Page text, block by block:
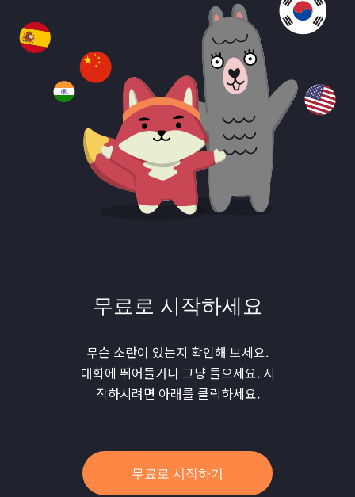
무료로 시작하세요
무슨 소란이 있는지 확인해 보세요.
대화에 뛰어들거나 그냥 들으세요. 시
작하시려면 아래를 클릭하세요.
무료로 시작하기